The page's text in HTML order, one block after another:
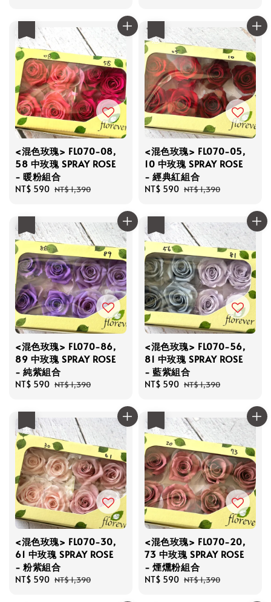
<混色玫瑰> FL070-08,
58 中玫瑰 SPRAY ROSE
- 暖粉組合
Sale
NT$ 590 Regular
NT$ 1,390
<混色玫瑰> FL070-05,
10 中玫瑰 SPRAY ROSE
- 經典紅組合
Sale
NT$ 590 Regular
NT$ 1,390
<混色玫瑰> FL070-86,
89 中玫瑰 SPRAY ROSE
- 純紫組合
Sale
NT$ 590 Regular
NT$ 1,390
<混色玫瑰> FL070-56,
81 中玫瑰 SPRAY ROSE
- 藍紫組合
Sale
NT$ 590 Regular
NT$ 1,390
<混色玫瑰> FL070-30,
61 中玫瑰 SPRAY ROSE
- 粉紫組合
Sale
NT$ 590 Regular
NT$ 1,390
<混色玫瑰> FL070-20,
73 中玫瑰 SPRAY ROSE
- 煙燻粉組合
Sale
NT$ 590 Regular
NT$ 1,390